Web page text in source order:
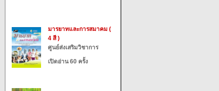
มารยาทและการสมาคม (
4 สี )
ศูนย์ส่งเสริมวิชาการ
เปิดอ่าน 60 ครั้ง